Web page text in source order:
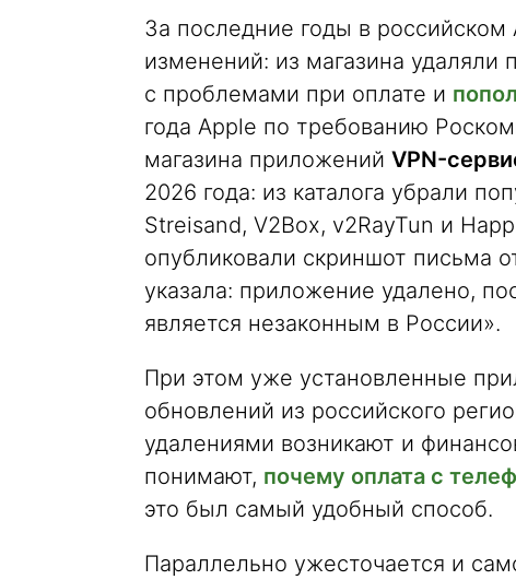
За последние годы в
изменений: из магазина удаляли
с проблемами при оплате и
года Apple по требованию
магазина приложений VPN-
2026 года: из каталога убрали
Streisand, V2Box, v2RayTun и
опубликовали скриншот письма
указала: приложение удалено,
является незаконным в России».
При этом уже установленные
обновлений из российского
удалениями возникают и
понимают, почему оплата с
это был самый удобный способ.
Параллельно ужесточается и